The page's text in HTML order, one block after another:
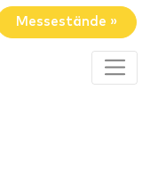
Messestände »